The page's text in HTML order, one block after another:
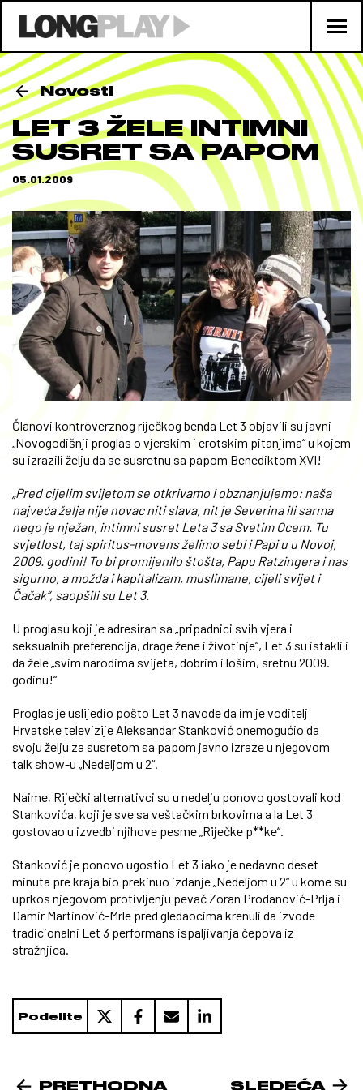
Novosti
LET 3 ŽELE INTIMNI
SUSRET SA PAPOM
05.01.2009
Članovi kontroverznog riječkog benda Let 3 objavili su javni
„Novogodišnji proglas o vjerskim i erotskim pitanjima“ u kojem
su izrazili želju da se susretnu sa papom Benediktom XVI!
„Pred cijelim svijetom se otkrivamo i obznanjujemo: naša
najveća želja nije novac niti slava, nit je Severina ili sarma
nego je nježan, intimni susret Leta 3 sa Svetim Ocem. Tu
svjetlost, taj spiritus-movens želimo sebi i Papi u u Novoj,
2009. godini! To bi promijenilo štošta, Papu Ratzingera i nas
sigurno, a možda i kapitalizam, muslimane, cijeli svijet i
Čačak“, saopšili su Let 3.
U proglasu koji je adresiran sa „pripadnici svih vjera i
seksualnih preferencija, drage žene i životinje“, Let 3 su istakli i
da žele „svim narodima svijeta, dobrim i lošim, sretnu 2009.
godinu!“
Proglas je uslijedio pošto Let 3 navode da im je voditelj
Hrvatske televizije Aleksandar Stanković onemogućio da
svoju želju za susretom sa papom javno izraze u njegovom
talk show-u „Nedeljom u 2“.
Naime, Riječki alternativci su u nedelju ponovo gostovali kod
Stankovića, koji je sve sa veštačkim brkovima a la Let 3
gostovao u izvedbi njihove pesme „Riječke p**ke“.
Stanković je ponovo ugostio Let 3 iako je nedavno deset
minuta pre kraja bio prekinuo izdanje „Nedeljom u 2“ u kome su
uprkos njegovom protivljenju pevač Zoran Prodanović-Prlja i
Damir Martinović-Mrle pred gledaocima krenuli da izvode
tradicionalni Let 3 performans ispaljivanja čepova iz
stražnjica.
Podelite
PRETHODNA SLEDEĆA